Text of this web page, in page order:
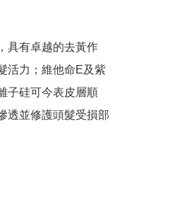
具有卓越的去黃作
活力；維他命E及紫
子硅可今表皮層順
透並修護頭髮受損部